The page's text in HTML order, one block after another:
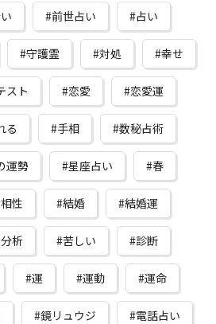
前世占い 占い
守護霊 対処 幸せ
スト 恋愛 恋愛運
る 手相 数秘占術
運勢 星座占い 春
相性 結婚 結婚運
析 苦しい 診断
運 運動 運命
鏡リュウジ 電話占い